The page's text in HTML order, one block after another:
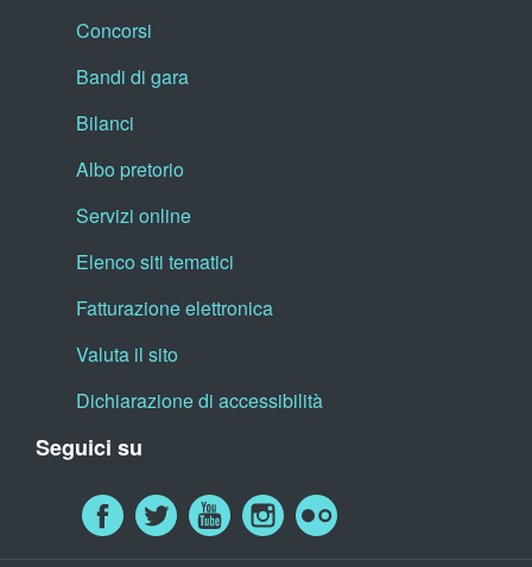
Concorsi
Bandi di gara
Bilanci
Albo pretorio
Servizi online
Elenco siti tematici
Fatturazione elettronica
Valuta il sito
Dichiarazione di accessibilità
Seguici su